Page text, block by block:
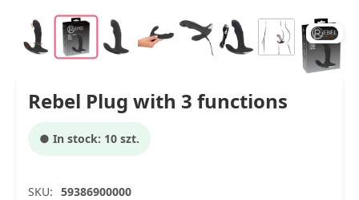
Rebel Plug with 3 functions
● In stock: 10 szt.
SKU: 59386900000